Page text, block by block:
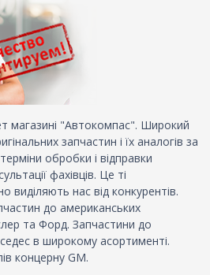
магазині "Автокомпас". Широкий
запчастин і їх аналогів за
обробки і відправки
фахівців. Це ті
виділяють нас від конкурентів.
до американських
та Форд. Запчастини до
в широкому асортименті.
концерну GM.